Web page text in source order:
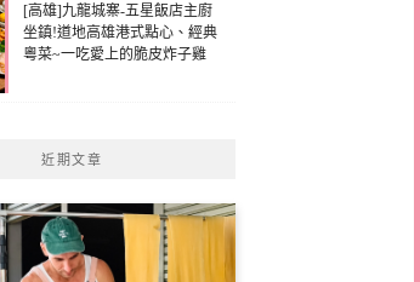
[高雄]九龍城寨-五星飯店主廚
坐鎮!道地高雄港式點心、經典
粵菜~一吃愛上的脆皮炸子雞
近期文章